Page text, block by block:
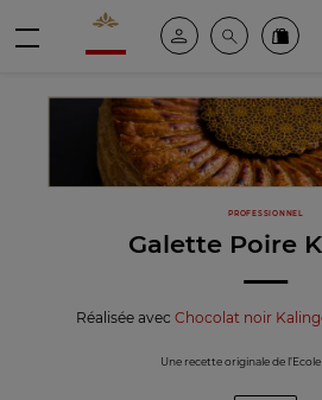
Valrhona - Imaginons le meilleur du
Espace clientRecherche
PROFESSIONNEL
Galette Poire
Réalisée avec Chocolat noir
Une recette originale de